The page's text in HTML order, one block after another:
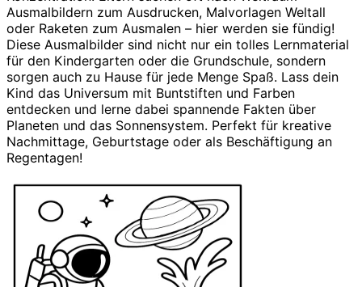
Ausmalbildern zum Ausdrucken, Malvorlagen Weltall
oder Raketen zum Ausmalen – hier werden sie fündig!
Diese Ausmalbilder sind nicht nur ein tolles Lernmaterial
für den Kindergarten oder die Grundschule, sondern
sorgen auch zu Hause für jede Menge Spaß. Lass dein
Kind das Universum mit Buntstiften und Farben
entdecken und lerne dabei spannende Fakten über
Planeten und das Sonnensystem. Perfekt für kreative
Nachmittage, Geburtstage oder als Beschäftigung an
Regentagen!
Malvorlagen